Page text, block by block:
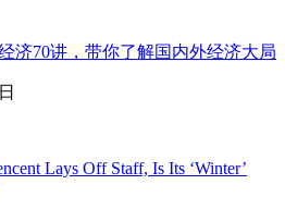
济70讲，带你了解国内外经济大局
Lays Off Staff, Is Its ‘Winter’